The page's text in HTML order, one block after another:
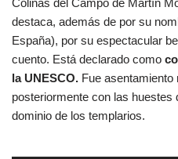
Colinas del Campo de Martín
destaca, además de por su
España), por su espectacular
cuento. Está declarado como
la UNESCO. Fue
posteriormente con las huestes
dominio de los templarios.